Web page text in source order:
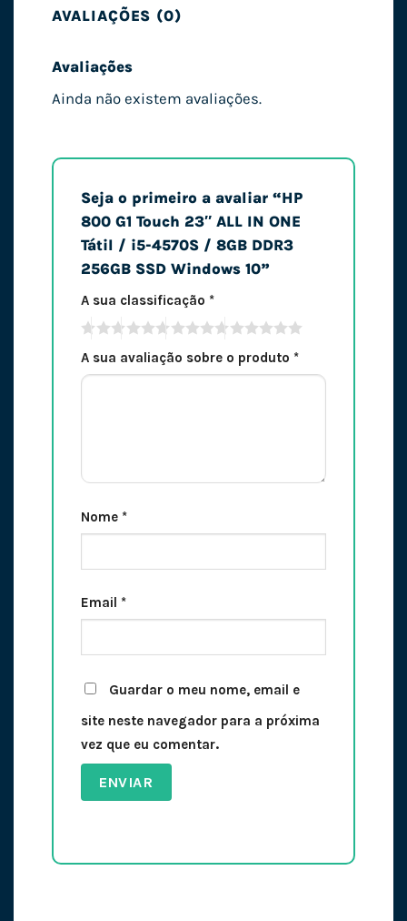
AVALIAÇÕES (0)
Avaliações
Ainda não existem avaliações.
Seja o primeiro a avaliar “HP
800 G1 Touch 23″ ALL IN ONE
Tátil / i5-4570S / 8GB DDR3
256GB SSD Windows 10”
A sua classificação *
A sua avaliação sobre o produto *
Nome *
Email *
Guardar o meu nome, email e
site neste navegador para a próxima
vez que eu comentar.